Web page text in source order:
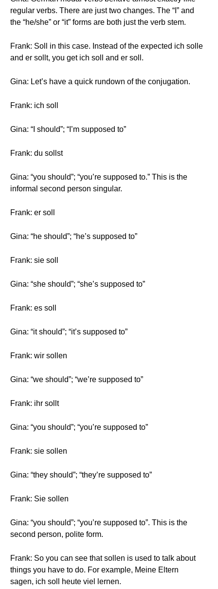
regular verbs. There are just two changes. The “I” and
the “he/she” or “it” forms are both just the verb stem.
Frank: Soll in this case. Instead of the expected ich solle
and er sollt, you get ich soll and er soll.
Gina: Let’s have a quick rundown of the conjugation.
Frank: ich soll
Gina: “I should”; “I’m supposed to”
Frank: du sollst
Gina: “you should”; “you’re supposed to.” This is the
informal second person singular.
Frank: er soll
Gina: “he should”; “he’s supposed to”
Frank: sie soll
Gina: “she should”; “she’s supposed to”
Frank: es soll
Gina: “it should”; “it’s supposed to”
Frank: wir sollen
Gina: “we should”; “we’re supposed to”
Frank: ihr sollt
Gina: “you should”; “you’re supposed to”
Frank: sie sollen
Gina: “they should”; “they’re supposed to”
Frank: Sie sollen
Gina: “you should”; “you’re supposed to”. This is the
second person, polite form.
Frank: So you can see that sollen is used to talk about
things you have to do. For example, Meine Eltern
sagen, ich soll heute viel lernen.